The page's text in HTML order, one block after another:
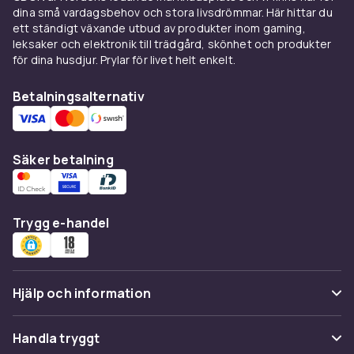
Teologisk litteratur behandlar frågor om Gud,
Jesus och trons innehåll, medan mer
lättillgängliga fackböcker ger en överblick över
kristendomen som världsreligion och dess roll i
Sverige genom Svenska kyrkan.
Hitta rätt i kategorin
Kristendom är en del av vårt större utbud inom
religion och filosofi. Är du intresserad av andra
religioner hittar du även
buddhism. För bredare titlar inom
religionsvetenskap finns
den som hellre utforskar tankens värld kan titta
böcker om filosofi
spirituella böcker
dina små vardagsbehov och stora livsdrömmar. Här hittar du
ett ständigt växande utbud av produkter inom gaming,
leksaker och elektronik till trädgård, skönhet och produkter
för dina husdjur. Prylar för livet helt enkelt.
Betalningsalternativ
Säker betalning
Trygg e-handel
Hjälp och information
Vanliga frågor
Handla tryggt